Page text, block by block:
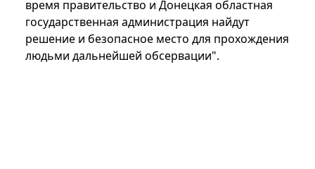
время правительство и Донецкая областная
государственная администрация найдут
решение и безопасное место для прохождения
людьми дальнейшей обсервации".